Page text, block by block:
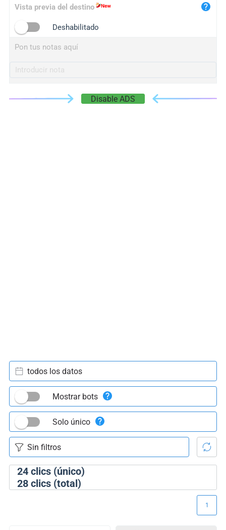
Vista previa del destino
Deshabilitado
Pon tus notas aquí
Disable ADS
24clics (único)
28clics (total)
todos los datos
Mostrar bots
Solo único
1